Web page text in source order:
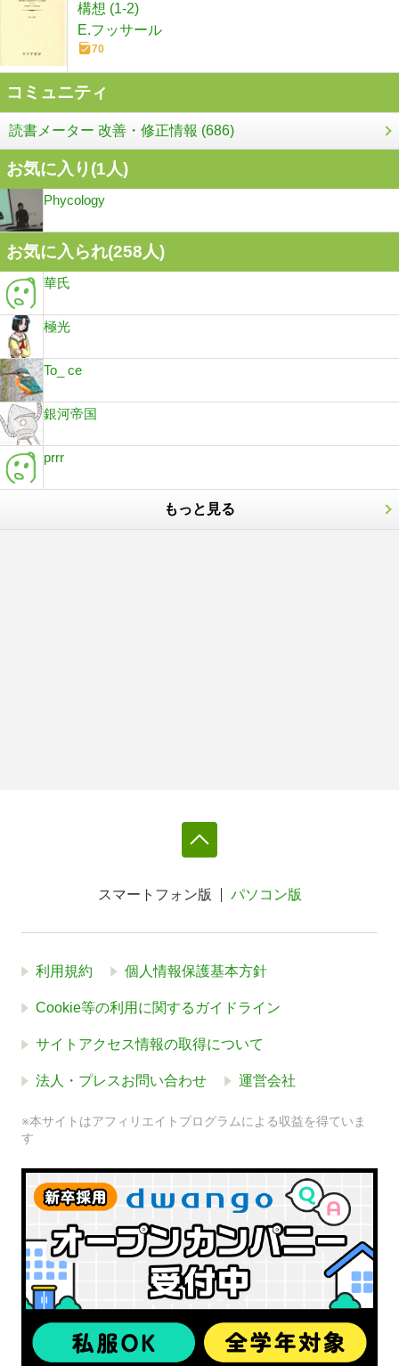
構想 (1-2)
E.フッサール
70
コミュニティ
読書メーター 改善・修正情報 (686)
お気に入り(1人)
Phycology
お気に入られ(258人)
華氏
極光
To_ ce
銀河帝国
prrr
もっと見る
スマートフォン版 パソコン版
利用規約 個人情報保護基本方針
Cookie等の利用に関するガイドライン
サイトアクセス情報の取得について
法人・プレスお問い合わせ 運営会社
※本サイトはアフィリエイトプログラムによる収益を得ていま
す